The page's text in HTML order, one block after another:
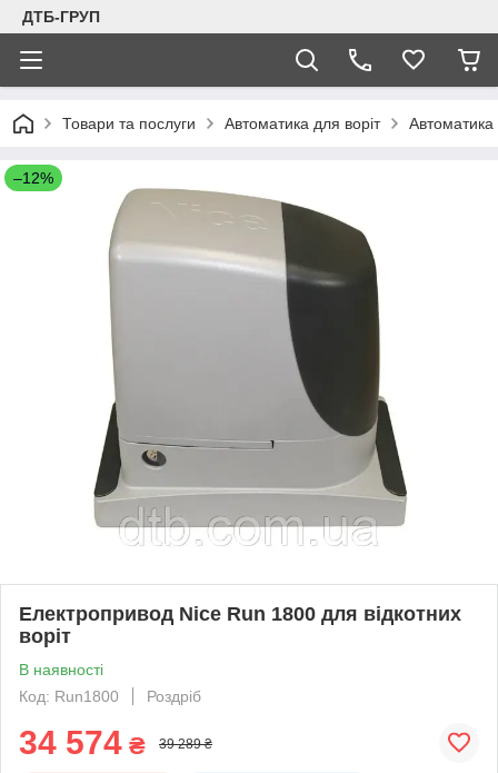
ДТБ-ГРУП
Товари та послуги Автоматика для воріт Автоматика
–12%
Електропривод Nice Run 1800 для відкотних
воріт
В наявності
Код: Run1800
Роздріб
34 574 ₴ 39 289 ₴